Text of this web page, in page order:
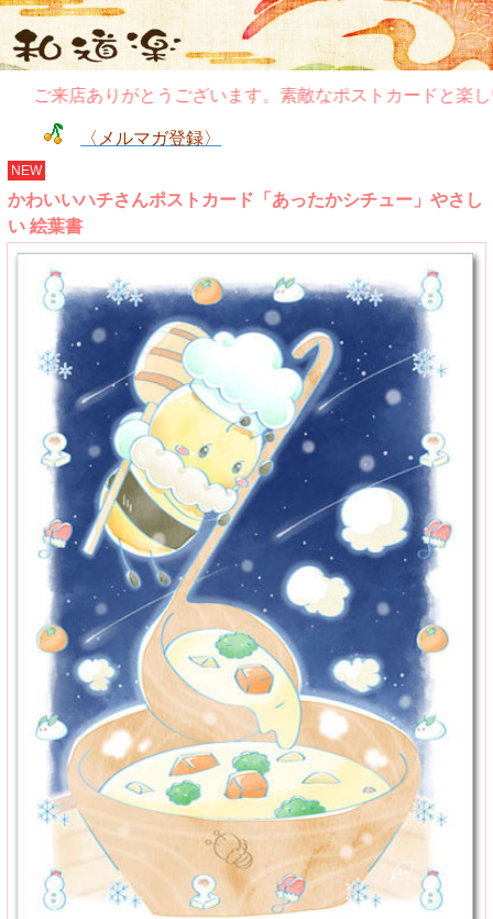
ご来店ありがとうございます。素敵なポストカードと楽しい
〈メルマガ登録〉
NEW
かわいいハチさんポストカード「あったかシチュー」やさし
い 絵葉書